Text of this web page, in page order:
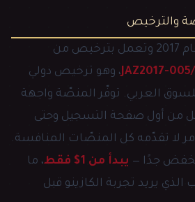
والترخيص
بترخيص من
، وهو ترخيص دولي
العربي. توفّر المنصّة واجهة
من أول صفحة التسجيل وحتى
لا تقدّمه كل المنصّات المنافسة.
منخفض جدًا — يبدأ من 1$ فقط
، ما
يريد تجربة الكازينو قبل